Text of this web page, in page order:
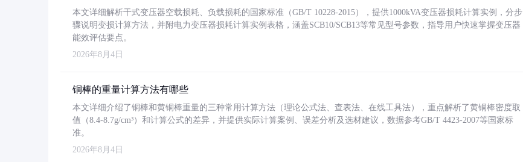
本文详细解析干式变压器空载损耗、负载损耗的国家标准（GB/T 10228-2015），提供1000kVA变压器损耗计算实例，分步
骤说明变损计算方法，并附电力变压器损耗计算实例表格，涵盖SCB10/SCB13等常见型号参数，指导用户快速掌握变压器
能效评估要点。
2026年8月4日
铜棒的重量计算方法有哪些
本文详细介绍了铜棒和黄铜棒重量的三种常用计算方法（理论公式法、查表法、在线工具法），重点解析了黄铜棒密度取
值（8.4-8.7g/cm³）和计算公式的差异，并提供实际计算案例、误差分析及选材建议，数据参考GB/T 4423-2007等国家标
准。
2026年8月4日